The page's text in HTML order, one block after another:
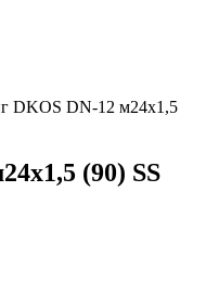
DKOS DN-12 м24x1,5
(90) SS